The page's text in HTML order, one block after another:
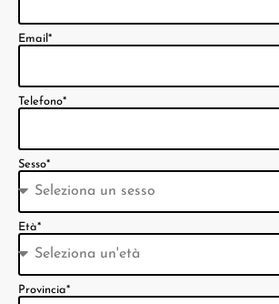
Email*
Telefono*
Sesso*
Età*
Provincia*